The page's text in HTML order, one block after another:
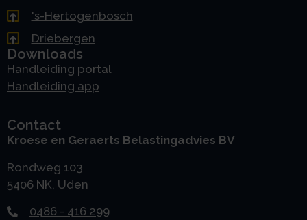
's-Hertogenbosch
Driebergen
Downloads
Handleiding portal
Handleiding app
Contact
Kroese en Geraerts Belastingadvies BV
Rondweg 103
5406 NK, Uden
0486 - 416 299